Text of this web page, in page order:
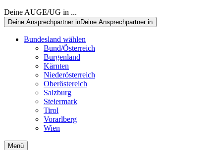
Deine AUGE/UG in ...
Deine Ansprechpartner inDeine Ansprechpartner in
Bundesland wählen
Bund/Österreich
Burgenland
Kärnten
Niederösterreich
Oberöstereich
Salzburg
Steiermark
Tirol
Vorarlberg
Wien
Menü